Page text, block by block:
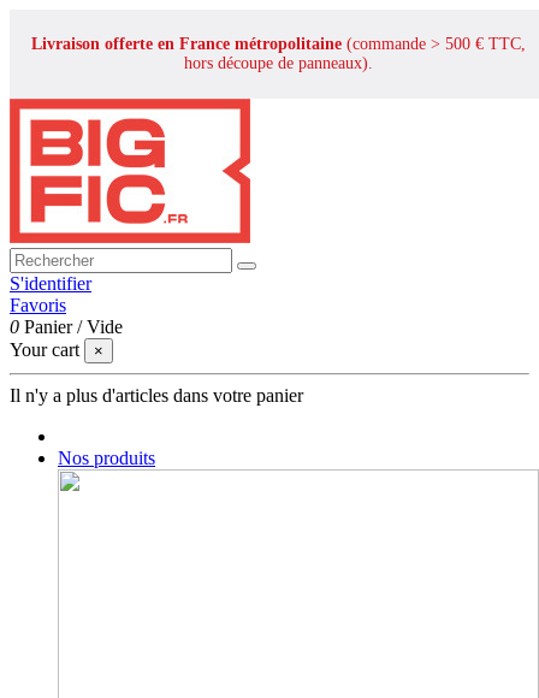
Livraison offerte en France métropolitaine (commande > 500 € TTC,
hors découpe de panneaux).
S'identifier
Favoris
0 Panier /Vide
Your cart
×
Il n'y a plus d'articles dans votre panier
Nos produits